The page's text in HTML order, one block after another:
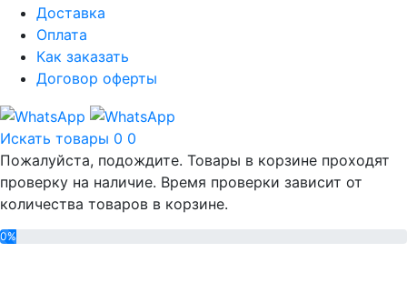
Доставка
Оплата
Как заказать
Договор оферты
Искать товары 0 0
Пожалуйста, подождите. Товары в корзине проходят
проверку на наличие. Время проверки зависит от
количества товаров в корзине.
0%